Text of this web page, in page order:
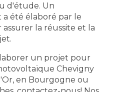
d'étude. Un
été élaboré par le
la réussite et la
un projet pour
Chevigny
en Bourgogne ou